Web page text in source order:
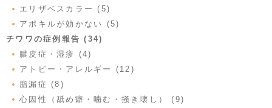
エリザベスカラー (5)
アポキルが効かない (5)
チワワの症例報告 (34)
膿皮症・湿疹 (4)
アトピー・アレルギー (12)
脂漏症 (8)
心因性（舐め癖・噛む・掻き壊し） (9)